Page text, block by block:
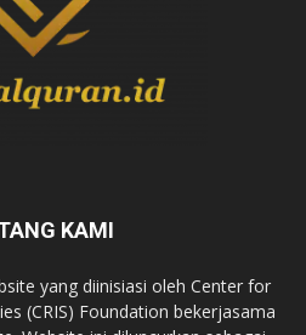
KAMI
yang diinisiasi oleh Center for
(CRIS) Foundation bekerjasama